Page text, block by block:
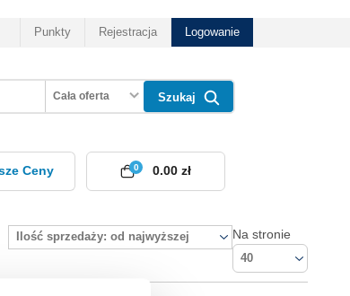
Punkty Rejestracja Logowanie
Cała oferta Szukaj
Ceny 0
0.00 zł
Ilość sprzedaży: od najwyższej Na stronie
40